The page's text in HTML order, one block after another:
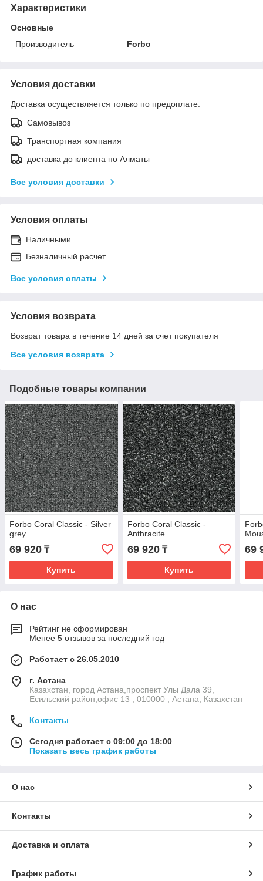
Характеристики
Основные
Производитель
Forbo
Условия доставки
Доставка осуществляется только по предоплате.
Самовывоз
Транспортная компания
доставка до клиента по Алматы
Все условия доставки
Условия оплаты
Наличными
Безналичный расчет
Все условия оплаты
Условия возврата
Возврат товара в течение 14 дней за счет покупателя
Все условия возврата
Подобные товары компании
Forbo Coral Classic - Silver
grey
69 920 ₸
Купить
Forbo Coral Classic -
Anthracite
69 920₸
Купить
69
О нас
Рейтинг не сформирован
Менее 5 отзывов за последний год
Работает с 26.05.2010
г. Астана
Казахстан, город Астана,проспект Улы Дала 39,
Есильский район,офис 13 , 010000 , Астана, Казахстан
Контакты
Сегодня работает с 09:00 до 18:00
Показать весь график работы
О нас
Контакты
Доставка и оплата
График работы